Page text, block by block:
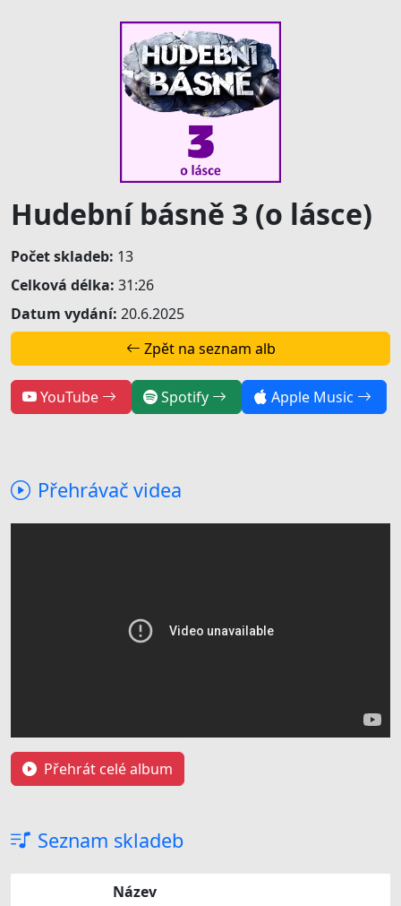
Hudební básně 3 (o lásce)
Počet skladeb: 13
Celková délka: 31:26
Datum vydání: 20.6.2025
Zpět na seznam alb
YouTube Spotify Apple Music
Přehrávač videa
Přehrát celé album
Seznam skladeb
Název